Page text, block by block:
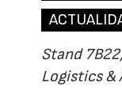
Stand
Logistics &